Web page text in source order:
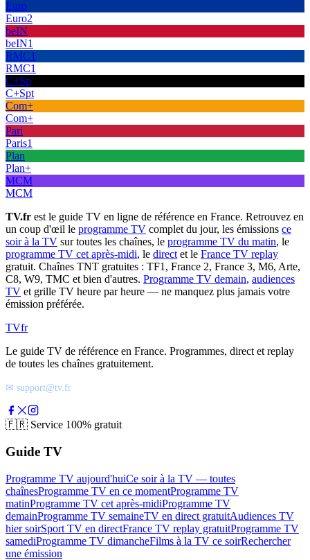
Euro
Euro2
beIN
beIN1
RMC1
RMC1
C+Sp
C+Spt
Com+
Com+
Pari
Paris1
Plan
Plan+
MCM
MCM
TV.fr est le guide TV en ligne de référence en France. Retrouvez en
un coup d'œil le programme TV complet du jour, les émissions ce
soir à la TV sur toutes les chaînes, le programme TV du matin, le
programme TV cet après-midi, le direct et le France TV replay
gratuit. Chaînes TNT gratuites : TF1, France 2, France 3, M6, Arte,
C8, W9, TMC et bien d'autres. Programme TV demain, audiences
TV et grille TV heure par heure — ne manquez plus jamais votre
émission préférée.
TVfr
Le guide TV de référence en France. Programmes, direct et replay
de toutes les chaînes gratuitement.
✉ support@tv.fr
🇫🇷 Service 100% gratuit
Guide TV
Programme TV aujourd'huiCe soir à la TV — toutes
chaînesProgramme TV en ce momentProgramme TV
matinProgramme TV cet après-midiProgramme TV
demainProgramme TV semaineTV en direct gratuitAudiences TV
hier soirSport TV en directFrance TV replay gratuitProgramme TV
samediProgramme TV dimancheFilms à la TV ce soirRechercher
une émission